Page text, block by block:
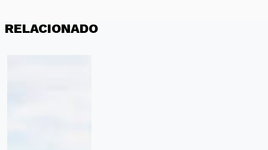
RELACIONADO